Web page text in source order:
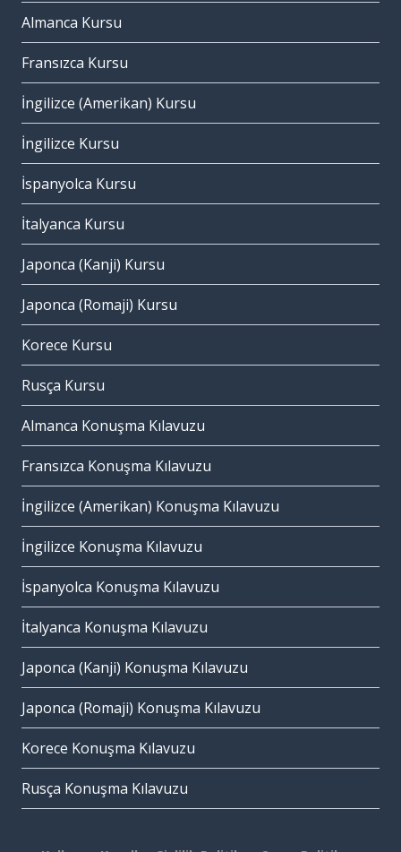
Almanca Kursu
Fransızca Kursu
İngilizce (Amerikan) Kursu
İngilizce Kursu
İspanyolca Kursu
İtalyanca Kursu
Japonca (Kanji) Kursu
Japonca (Romaji) Kursu
Korece Kursu
Rusça Kursu
Almanca Konuşma Kılavuzu
Fransızca Konuşma Kılavuzu
İngilizce (Amerikan) Konuşma Kılavuzu
İngilizce Konuşma Kılavuzu
İspanyolca Konuşma Kılavuzu
İtalyanca Konuşma Kılavuzu
Japonca (Kanji) Konuşma Kılavuzu
Japonca (Romaji) Konuşma Kılavuzu
Korece Konuşma Kılavuzu
Rusça Konuşma Kılavuzu